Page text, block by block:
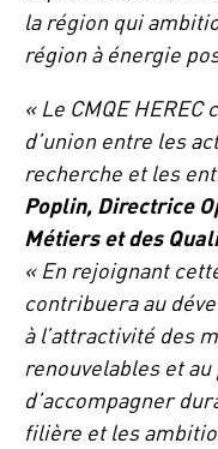
la région qui
région à énergie
« Le CMQE
d’union entre les
recherche et les
Poplin, Directrice
Métiers et des
« En rejoignant
contribuera au
à l’attractivité des
renouvelables et
d’accompagner
filière et les